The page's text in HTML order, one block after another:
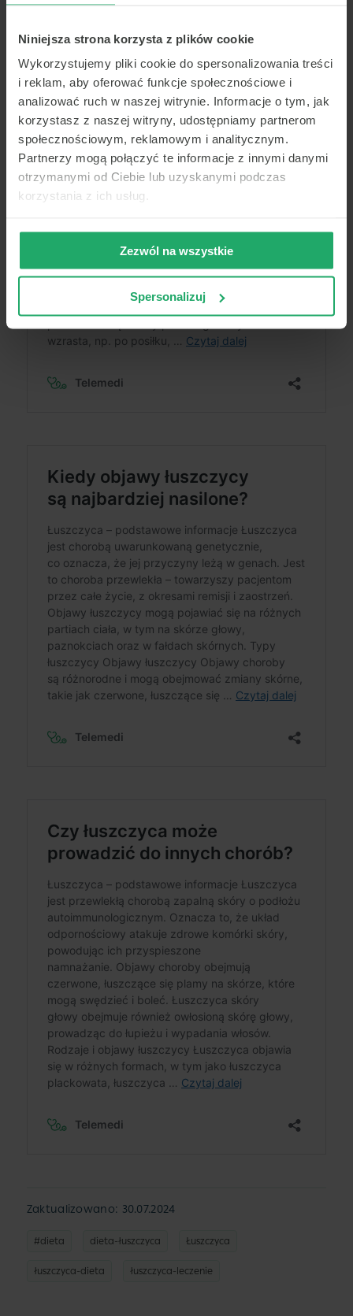
Niniejsza strona korzysta z plików cookie
Wykorzystujemy pliki cookie do spersonalizowania treści
i reklam, aby oferować funkcje społecznościowe i
analizować ruch w naszej witrynie. Informacje o tym, jak
korzystasz z naszej witryny, udostępniamy partnerom
społecznościowym, reklamowym i analitycznym.
Partnerzy mogą połączyć te informacje z innymi danymi
otrzymanymi od Ciebie lub uzyskanymi podczas
korzystania z ich usług.
Zezwól na wszystkie
Spersonalizuj
Abyzłagodzić objawy łuszczycy
Zaktualizowano: 30.07.2024
#dieta dieta-łuszczyca Łuszczyca
łuszczyca-dieta łuszczyca-leczenie